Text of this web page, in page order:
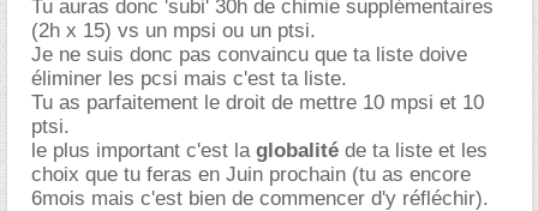
Tu auras donc 'subi' 30h de chimie supplémentaires
(2h x 15) vs un mpsi ou un ptsi.
Je ne suis donc pas convaincu que ta liste doive
éliminer les pcsi mais c'est ta liste.
Tu as parfaitement le droit de mettre 10 mpsi et 10
ptsi.
le plus important c'est la globalité de ta liste et les
choix que tu feras en Juin prochain (tu as encore
6mois mais c'est bien de commencer d'y réfléchir).